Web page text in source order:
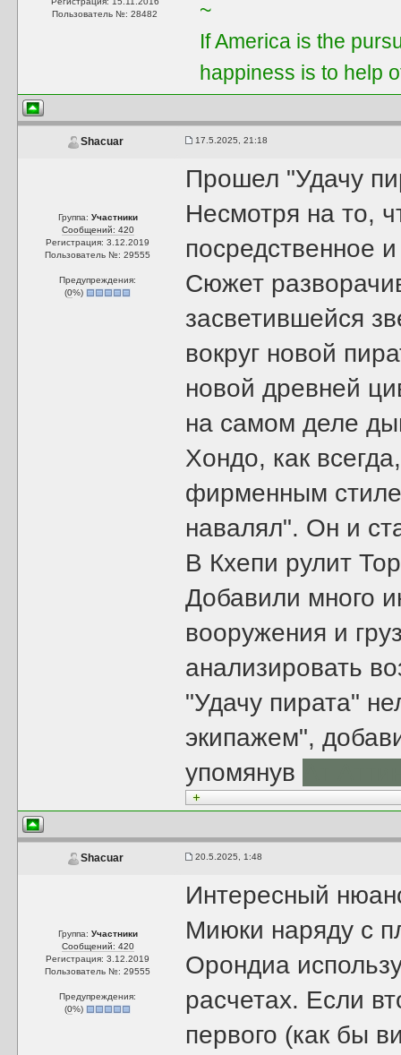
Пользователь №: 28482
~
If America is the
happiness is to help
Shacuar 17.5.2025, 21:18
Группа: Участники
Сообщений: 420
Регистрация: 3.12.2019
Пользователь №: 29555
Предупреждения:
(0%)
Прошел "Удачу
Несмотря на то,
посредственное
Сюжет
засветившейся
вокруг новой
новой древней
на самом деле
Хондо, как
фирменным
навалял". Он и
В Кхепи рулит
Добавили много
вооружения и
анализировать
"Удачу пирата"
экипажем",
упомянув
Shacuar 20.5.2025, 1:48
Группа: Участники
Сообщений: 420
Регистрация: 3.12.2019
Пользователь №: 29555
Предупреждения:
(0%)
Интересный
Миюки наряду с
Орондиа
расчетах. Если
первого (как бы